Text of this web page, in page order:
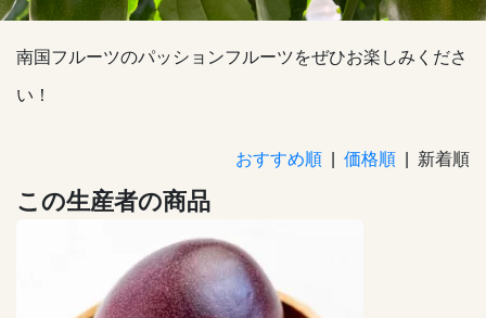
南国フルーツのパッションフルーツをぜひお楽しみくださ
い！
おすすめ順 価格順 | 新着順
この生産者の商品